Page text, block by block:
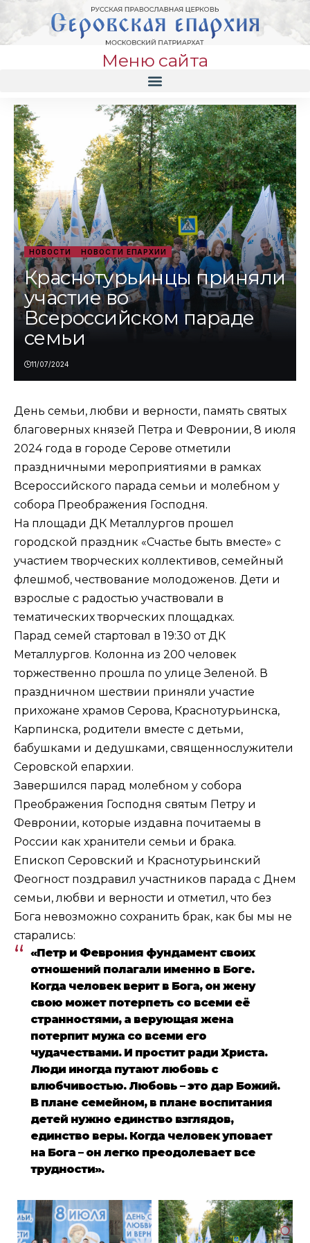
Меню сайта
НОВОСТИ НОВОСТИ ЕПАРХИИ
Краснотурьинцы приняли
участие во
Всероссийском параде
семьи
11/07/2024
День семьи, любви и верности, память святых
благоверных князей Петра и Февронии, 8 июля
2024 года в городе Серове отметили
праздничными мероприятиями в рамках
Всероссийского парада семьи и молебном у
собора Преображения Господня.
На площади ДК Металлургов прошел
городской праздник «Счастье быть вместе» с
участием творческих коллективов, семейный
флешмоб, чествование молодоженов. Дети и
взрослые с радостью участвовали в
тематических творческих площадках.
Парад семей стартовал в 19:30 от ДК
Металлургов. Колонна из 200 человек
торжественно прошла по улице Зеленой. В
праздничном шествии приняли участие
прихожане храмов Серова, Краснотурьинска,
Карпинска, родители вместе с детьми,
бабушками и дедушками, священнослужители
Серовской епархии.
Завершился парад молебном у собора
Преображения Господня святым Петру и
Февронии, которые издавна почитаемы в
России как хранители семьи и брака.
Епископ Серовский и Краснотурьинский
Феогност поздравил участников парада с Днем
семьи, любви и верности и отметил, что без
Бога невозможно сохранить брак, как бы мы не
старались:
«Петр и Феврония фундамент своих
отношений полагали именно в Боге.
Когда человек верит в Бога, он жену
свою может потерпеть со всеми её
странностями, а верующая жена
потерпит мужа со всеми его
чудачествами. И простит ради Христа.
Люди иногда путают любовь с
влюбчивостью. Любовь – это дар Божий.
В плане семейном, в плане воспитания
детей нужно единство взглядов,
единство веры. Когда человек уповает
на Бога – он легко преодолевает все
трудности».